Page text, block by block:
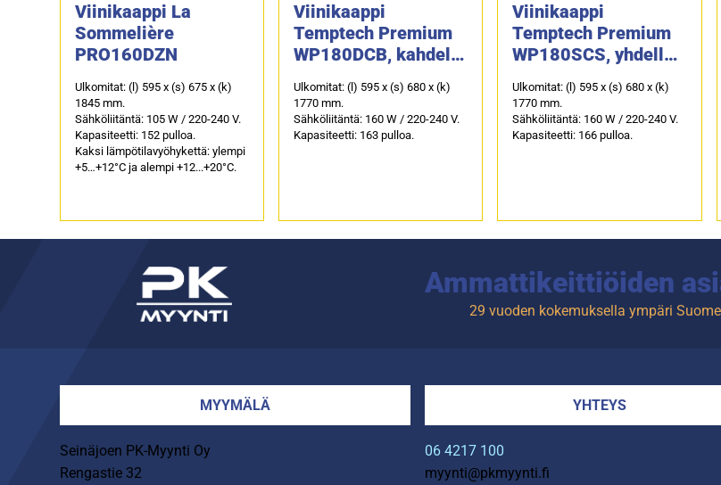
Viinikaappi La
Sommelière
PRO160DZN
Ulkomitat: (l) 595 x (s) 675 x (k)
1845 mm.
Sähköliitäntä: 105 W / 220-240 V.
Kapasiteetti: 152 pulloa.
Kaksi lämpötilavyöhykettä: ylempi
+5…+12°C ja alempi +12...+20°C.
Viinikaappi
Temptech Premium
WP180DCB, kahdella
ä
Ulkomitat: (l) 595 x (s) 680 x (k)
1770 mm.
Sähköliitäntä: 160 W / 220-240 V.
Kapasiteetti: 163 pulloa.
Viinikaappi
Temptech Premium
WP180SCS, yhdellä
ä
Ulkomitat: (l) 595 x (s) 680 x (k)
1770 mm.
Sähköliitäntä: 160 W / 220-240 V.
Kapasiteetti: 166 pulloa.
Ammattikeittiöiden
29 vuoden kokemuksella ympäri
MYYMÄLÄ
Seinäjoen PK-Myynti Oy
Rengastie 32
YHTEYS
06 4217 100
myynti@pkmyynti.fi